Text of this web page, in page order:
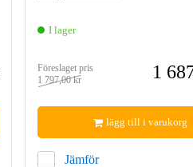
I lager
Föreslaget pris
1 797,00 kr
1
Jämför
lägg till i varukorg